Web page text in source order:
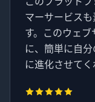
マーサービス
す。このウェ
に、簡単に自
に進化させて